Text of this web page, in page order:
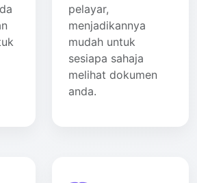
pelayar,
menjadikannya
mudah untuk
sesiapa sahaja
melihat dokumen
anda.